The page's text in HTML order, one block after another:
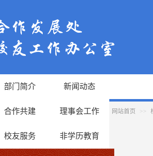
部门简介 新闻动态
合作共建 理事会工作
校友服务 非学历教育
网站首页 >>